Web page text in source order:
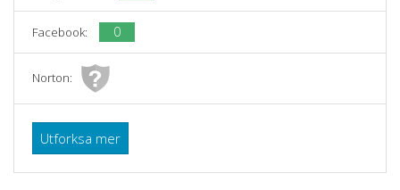
Facebook: 0
Norton:
Utforksa mer